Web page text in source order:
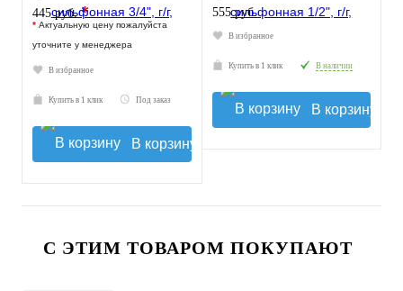
445 руб.*
* Актуальную цену пожалуйста
уточните у менеджера
В избранное
Купить в 1 клик Под заказ
В корзину
555 руб.
В избранное
Купить в 1 клик В наличии
В корзину
С ЭТИМ ТОВАРОМ ПОКУПАЮТ